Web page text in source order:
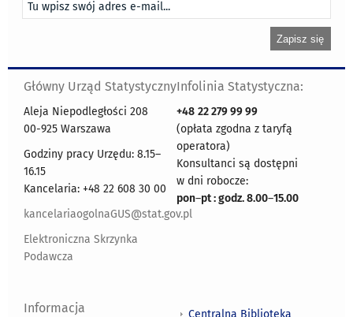
Główny Urząd Statystyczny
Aleja Niepodległości 208
00-925 Warszawa
Godziny pracy Urzędu: 8.15–
16.15
Kancelaria: +48 22 608 30 00
kancelariaogolnaGUS@stat.gov.pl
Elektroniczna Skrzynka
Podawcza
Infolinia Statystyczna:
+48 22 279 99 99
(opłata zgodna z taryfą
operatora)
Konsultanci są dostępni
w dni robocze:
pon–pt : godz. 8.00–15.00
Informacja